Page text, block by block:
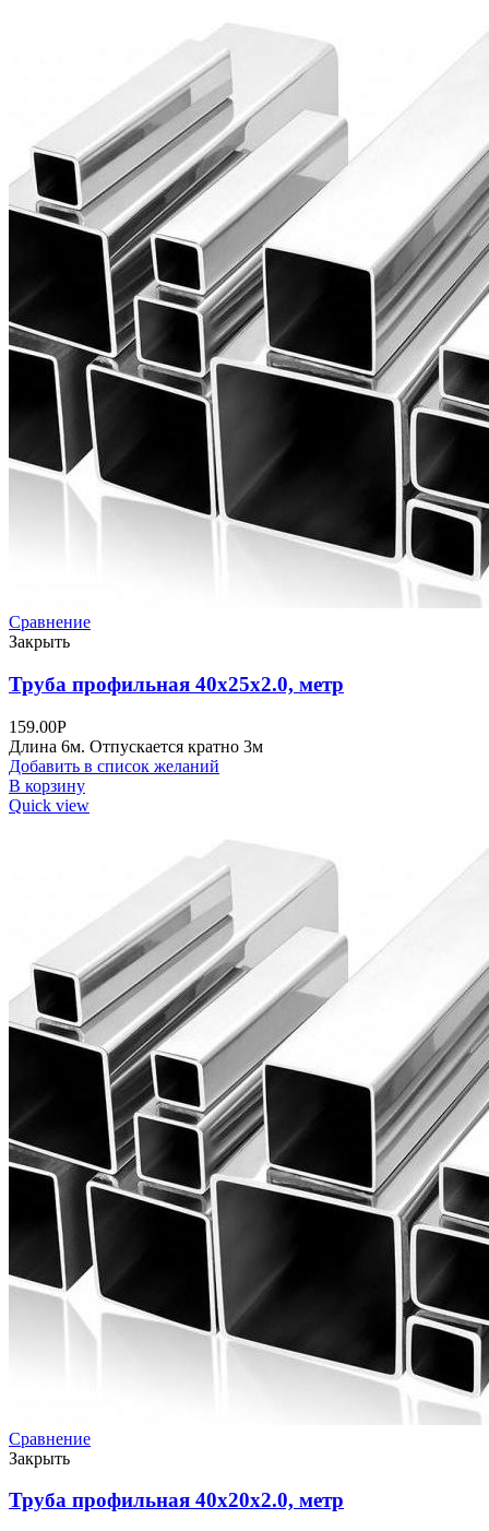
Сравнение
Закрыть
Труба профильная 40х25х2.0, метр
159.00Р
Длина 6м. Отпускается кратно 3м
Добавить в список желаний
В корзину
Quick view
Сравнение
Закрыть
Труба профильная 40х20х2.0, метр